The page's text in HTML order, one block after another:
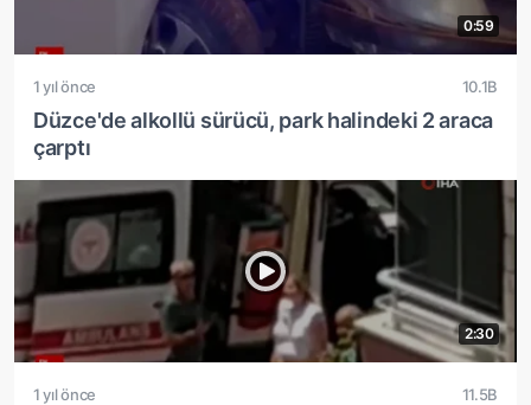
0:59
1 yıl önce 10.1B
Düzce'de alkollü sürücü, park halindeki 2 araca
çarptı
2:30
1 yıl önce 11.5B